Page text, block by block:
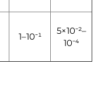
1–10⁻¹
5×10⁻²–
10⁻⁴